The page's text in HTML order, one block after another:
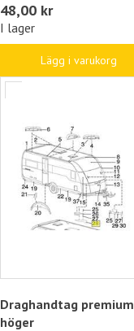
48,00 kr
I lager
Lägg i varukorg
Draghandtag premium
höger